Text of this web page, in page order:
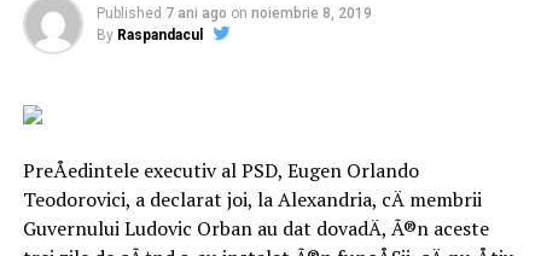
Published 7 ani ago on noiembrie 8, 2019
By Raspandacul
PreÅedintele executiv al PSD, Eugen Orlando
Teodorovici, a declarat joi, la Alexandria, cÄ membrii
Guvernului Ludovic Orban au dat dovadÄ, Ã®n aceste